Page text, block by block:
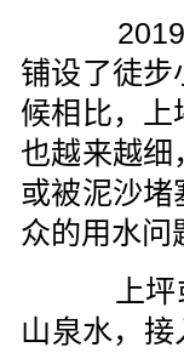
2019
铺设了徒步
候相比，上
也越来越细
或被泥沙堵
众的用水问
上坪或
山泉水，